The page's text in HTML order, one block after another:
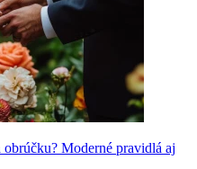
Moderné pravidlá aj